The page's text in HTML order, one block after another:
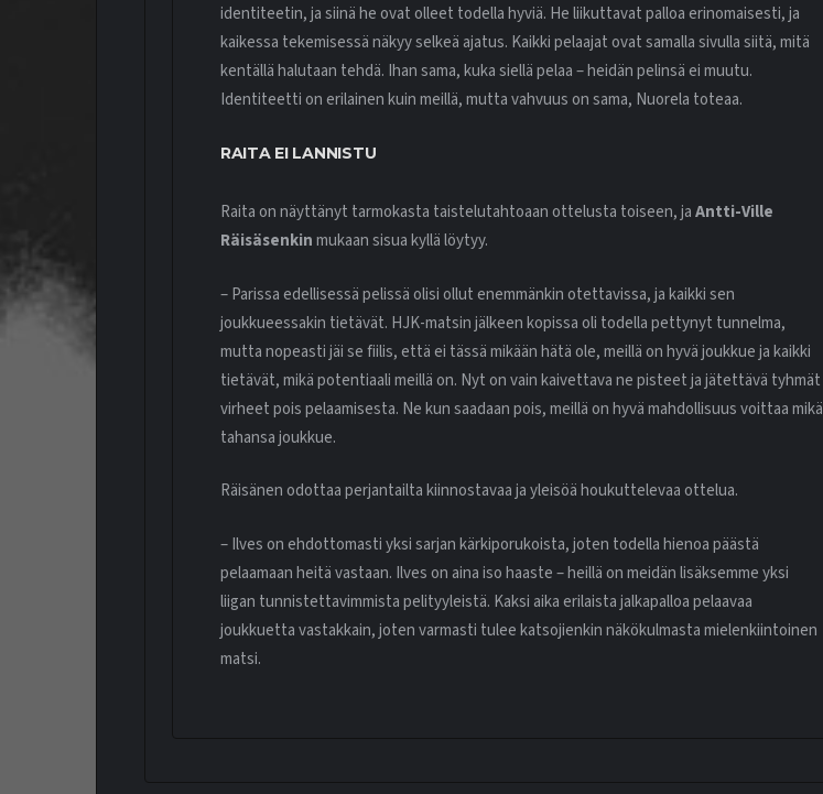
identiteetin, ja siinä he ovat olleet todella hyviä. He liikuttavat palloa erinomaisesti, ja
kaikessa tekemisessä näkyy selkeä ajatus. Kaikki pelaajat ovat samalla sivulla siitä, mitä
kentällä halutaan tehdä. Ihan sama, kuka siellä pelaa – heidän pelinsä ei muutu.
Identiteetti on erilainen kuin meillä, mutta vahvuus on sama, Nuorela toteaa.
RAITA EI LANNISTU
Raita on näyttänyt tarmokasta taistelutahtoaan ottelusta toiseen, jaAntti-Ville
Räisäsenkinmukaan sisua kyllä löytyy.
– ⁠Parissa edellisessä pelissä olisi ollut enemmänkin otettavissa, ja kaikki sen
joukkueessakin tietävät. HJK-matsin jälkeen kopissa oli todella pettynyt tunnelma,
mutta nopeasti jäi se fiilis, että ei tässä mikään hätä ole, meillä on hyvä joukkue ja kaikki
tietävät, mikä potentiaali meillä on. Nyt on vain kaivettava ne pisteet ja jätettävä tyhmät
virheet pois pelaamisesta. Ne kun saadaan pois, meillä on hyvä mahdollisuus voittaa mikä
tahansa joukkue.
Räisänen odottaa perjantailta kiinnostavaa ja yleisöä houkuttelevaa ottelua.
– Ilves on ehdottomasti yksi sarjan kärkiporukoista, joten todella hienoa päästä
pelaamaan heitä vastaan. Ilves on aina iso haaste – heillä on meidän lisäksemme yksi
liigan tunnistettavimmista pelityyleistä. Kaksi aika erilaista jalkapalloa pelaavaa
joukkuetta vastakkain, joten varmasti tulee katsojienkin näkökulmasta mielenkiintoinen
matsi.